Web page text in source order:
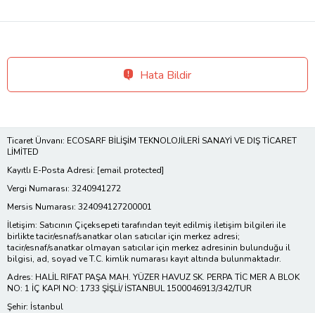
Hata Bildir
Ticaret Ünvanı: ECOSARF BİLİŞİM TEKNOLOJİLERİ SANAYİ VE DIŞ TİCARET
LİMİTED
Kayıtlı E-Posta Adresi: [email protected]
Vergi Numarası: 3240941272
Mersis Numarası: 324094127200001
İletişim: Satıcının Çiçeksepeti tarafından teyit edilmiş iletişim bilgileri ile
birlikte tacir/esnaf/sanatkar olan satıcılar için merkez adresi;
tacir/esnaf/sanatkar olmayan satıcılar için merkez adresinin bulunduğu il
bilgisi, ad, soyad ve T.C. kimlik numarası kayıt altında bulunmaktadır.
Adres: HALİL RIFAT PAŞA MAH. YÜZER HAVUZ SK. PERPA TİC MER A BLOK
NO: 1 İÇ KAPI NO: 1733 ŞİŞLİ/ İSTANBUL 1500046913/342/TUR
Şehir: İstanbul